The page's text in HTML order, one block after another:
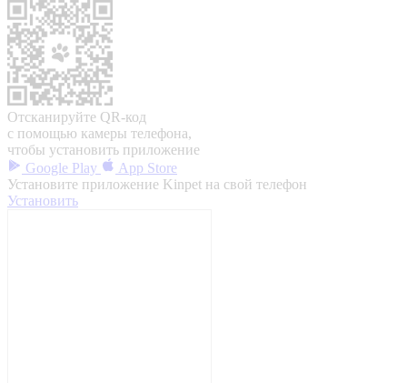
Отсканируйте QR-код
с помощью камеры телефона,
чтобы установить приложение
Google Play
App Store
Установите приложение Kinpet на свой телефон
Установить